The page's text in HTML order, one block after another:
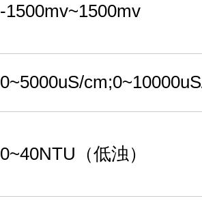
-1500mv~1500mv
0~5000uS/
0~40NTU（低浊）